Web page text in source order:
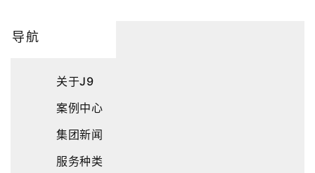
导航
关于J9
案例中心
集团新闻
服务种类